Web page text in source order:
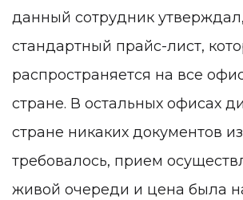
данный сотрудник утверждал,
стандартный прайс-лист,
распространяется на все
стране. В остальных офисах
стране никаких документов
требовалось, прием
живой очереди и цена была